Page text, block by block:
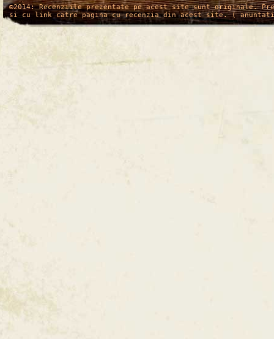
/* */
©2014: Recenziile prezentate pe acest site sunt originale.
si cu link catre pagina cu recenzia din acest site. (